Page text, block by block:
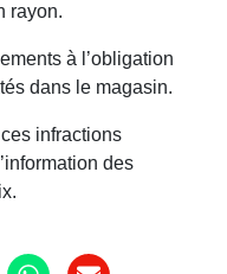
rayon.
à l’obligation
dans le magasin.
infractions
des